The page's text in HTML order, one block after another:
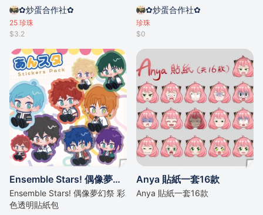
✿炒蛋合作社✿
25 珍珠
$3.2
✿炒蛋合作社✿
珍珠
$0
Ensemble Stars! 偶像夢幻祭 彩色透明貼紙包
Ensemble Stars! 偶像夢幻祭 彩
色透明貼紙包
Anya 貼紙一套16款
Anya 貼紙一套16款